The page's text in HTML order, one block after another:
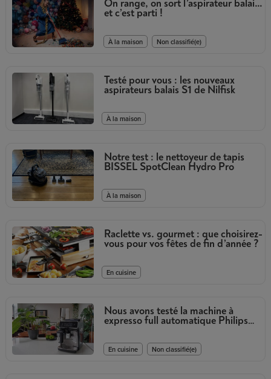
On range, on sort l’aspirateur balai…
et c’est parti !
À la maison Non classifié(e)
Testé pour vous : les nouveaux
aspirateurs balais S1 de Nilfisk
À la maison
Notre test : le nettoyeur de tapis
BISSEL SpotClean Hydro Pro
À la maison
Raclette vs. gourmet : que choisirez-
vous pour vos fêtes de fin d’année ?
En cuisine
Nous avons testé la machine à
expresso full automatique Philips
Series 2300
En cuisine Non classifié(e)